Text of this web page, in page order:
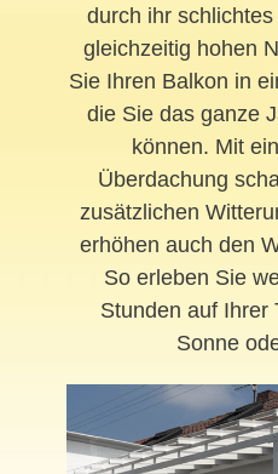
durch ihr
gleichzeitig hohen
Sie Ihren Balkon in
die Sie das ganze
können. Mit
Überdachung
zusätzlichen
erhöhen auch den
So erleben Sie
Stunden auf Ihrer
Sonne